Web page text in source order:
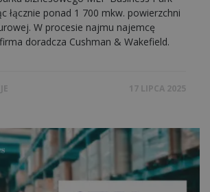
łącznie ponad 1 700 mkw. powierzchni
W procesie najmu najemcę
doradcza Cushman & Wakefield.
17 LIPCA 2025